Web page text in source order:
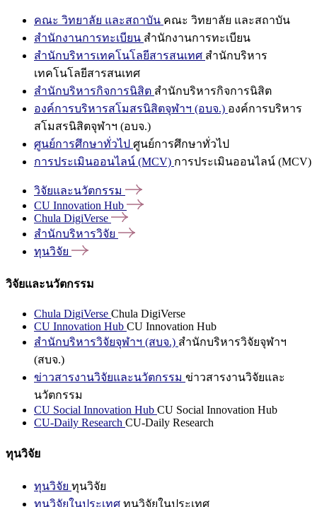
คณะ วิทยาลัย และสถาบัน คณะ วิทยาลัย และสถาบัน
สำนักงานการทะเบียน สำนักงานการทะเบียน
สำนักบริหารเทคโนโลยีสารสนเทศ สำนักบริหาร
เทคโนโลยีสารสนเทศ
สำนักบริหารกิจการนิสิต สำนักบริหารกิจการนิสิต
องค์การบริหารสโมสรนิสิตจุฬาฯ (อบจ.) องค์การบริหาร
สโมสรนิสิตจุฬาฯ (อบจ.)
ศูนย์การศึกษาทั่วไป ศูนย์การศึกษาทั่วไป
การประเมินออนไลน์ (MCV) การประเมินออนไลน์ (MCV)
วิจัยและนวัตกรรม
CU Innovation Hub
Chula DigiVerse
สำนักบริหารวิจัย
ทุนวิจัย
วิจัยและนวัตกรรม
Chula DigiVerse Chula DigiVerse
CU Innovation Hub CU Innovation Hub
สำนักบริหารวิจัยจุฬาฯ (สบจ.) สำนักบริหารวิจัยจุฬาฯ
(สบจ.)
ข่าวสารงานวิจัยและนวัตกรรม ข่าวสารงานวิจัยและ
นวัตกรรม
CU Social Innovation Hub CU Social Innovation Hub
CU-Daily Research CU-Daily Research
ทุนวิจัย
ทุนวิจัย ทุนวิจัย
ทุนวิจัยในประเทศ ทุนวิจัยในประเทศ